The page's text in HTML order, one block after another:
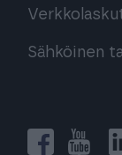
Sähköinen